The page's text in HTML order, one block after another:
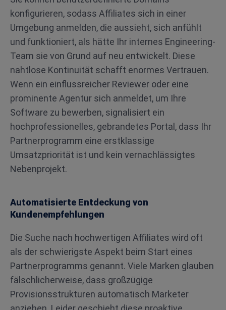
konfigurieren, sodass Affiliates sich in einer
Umgebung anmelden, die aussieht, sich anfühlt
und funktioniert, als hätte Ihr internes Engineering-
Team sie von Grund auf neu entwickelt. Diese
nahtlose Kontinuität schafft enormes Vertrauen.
Wenn ein einflussreicher Reviewer oder eine
prominente Agentur sich anmeldet, um Ihre
Software zu bewerben, signalisiert ein
hochprofessionelles, gebrandetes Portal, dass Ihr
Partnerprogramm eine erstklassige
Umsatzpriorität ist und kein vernachlässigtes
Nebenprojekt.
Automatisierte Entdeckung von
Kundenempfehlungen
Die Suche nach hochwertigen Affiliates wird oft
als der schwierigste Aspekt beim Start eines
Partnerprogramms genannt. Viele Marken glauben
fälschlicherweise, dass großzügige
Provisionsstrukturen automatisch Marketer